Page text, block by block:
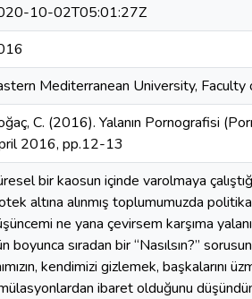
10-02T05:01:27Z
Mediterranean University,
C. (2016). Yalanın Pornografisi
2016, pp.12-13
bir kaosun içinde varolmaya
altına alınmış toplumumuzda
ne yana çevirsem karşıma
boyunca sıradan bir “Nasılsın?”
kendimizi gizlemek,
ibaret olduğunu